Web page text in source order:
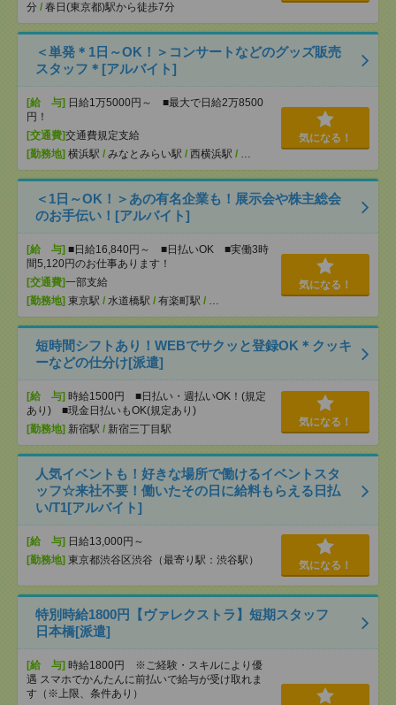
分 / 春日(東京都)駅から徒歩7分
＜単発＊1日～OK！＞コンサートなどのグッズ販売
スタッフ＊[アルバイト]
[給 与] 日給1万5000円～ ■最大で日給2万8500
円！
[交通費]交通費規定支給
[勤務地] 横浜駅 / みなとみらい駅 / 西横浜駅 / …
気になる！
＜1日～OK！＞あの有名企業も！展示会や株主総会
のお手伝い！[アルバイト]
[給 与] ■日給16,840円～ ■日払いOK ■実働3時
間5,120円のお仕事あります！
[交通費]一部支給
[勤務地] 東京駅 / 水道橋駅 / 有楽町駅 / …
気になる！
短時間シフトあり！WEBでサクッと登録OK＊クッキ
ーなどの仕分け[派遣]
[給 与] 時給1500円 ■日払い・週払いOK！(規定
あり) ■現金日払いもOK(規定あり)
[勤務地] 新宿駅 / 新宿三丁目駅
気になる！
人気イベントも！好きな場所で働けるイベントスタ
ッフ☆来社不要！働いたその日に給料もらえる日払
い/T1[アルバイト]
[給 与] 日給13,000円～
[勤務地] 東京都渋谷区渋谷（最寄り駅：渋谷駅） 気になる！
特別時給1800円【ヴァレクストラ】短期スタッフ
日本橋[派遣]
[給 与] 時給1800円 ※ご経験・スキルにより優
遇 スマホでかんたんに前払いで給与が受け取れま
す（※上限、条件あり）